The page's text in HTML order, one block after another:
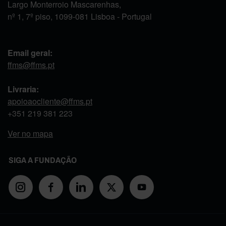
Largo Monterroio Mascarenhas,
nº 1, 7º piso, 1099-081 Lisboa - Portugal
Email geral:
ffms@ffms.pt
Livraria:
apoioaocliente@ffms.pt
+351 219 381 223
Ver no mapa
SIGA A FUNDAÇÃO